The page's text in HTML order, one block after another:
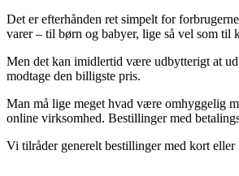
Det er efterhånden ret simpelt for
varer – til børn og babyer, lige så vel som
Men det kan imidlertid være udbytterigt at
modtage den billigste pris.
Man må lige meget hvad være omhyggelig
online virksomhed. Bestillinger med
Vi tilråder generelt bestillinger med kort